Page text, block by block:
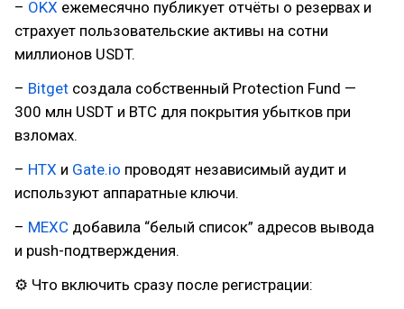
– OKX ежемесячно публикует отчёты о резервах и
страхует пользовательские активы на сотни
миллионов USDT.
– Bitget создала собственный Protection Fund —
300 млн USDT и BTC для покрытия убытков при
взломах.
– HTX и Gate.io проводят независимый аудит и
используют аппаратные ключи.
– MEXC добавила “белый список” адресов вывода
и push-подтверждения.
⚙ Что включить сразу после регистрации: